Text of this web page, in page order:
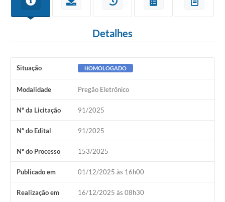
Detalhes
Situação HOMOLOGADO
Modalidade Pregão Eletrônico
Nº da Licitação 91/2025
Nº do Edital 91/2025
Nº do Processo 153/2025
Publicado em 01/12/2025 às 16h00
Realização em 16/12/2025 às 08h30